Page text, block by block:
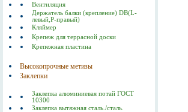
Вентиляция
Держатель балки (крепление) DB(L-
левый,P-правый)
Кляймер
Крепеж для террасной доски
Крепежная пластина
Высокопрочные метизы
Заклепки
Заклепка алюминиевая потай ГОСТ
10300
Заклепка вытяжная сталь./сталь.